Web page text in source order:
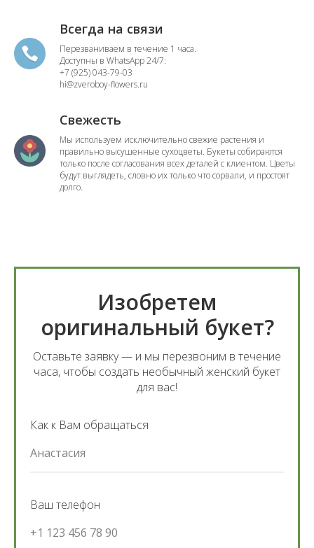
Всегда на связи
Перезваниваем в течение 1 часа.
Доступны в WhatsApp 24/7:
+7 (925) 043-79-03
hi@zveroboy-flowers.ru
Свежесть
Мы используем исключительно свежие растения и
правильно высушенные сухоцветы. Букеты собираются
только после согласования всех деталей с клиентом. Цветы
будут выглядеть, словно их только что сорвали, и простоят
долго.
Изобретем
оригинальный букет?
Оставьте заявку — и мы перезвоним в течение
часа, чтобы создать необычный женский букет
для вас!
Как к Вам обращаться
Анастасия
Ваш телефон
+1 123 456 78 90